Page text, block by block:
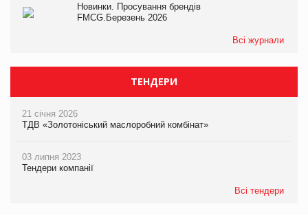
Новинки. Просування брендів
FMCG.Березень 2026
Всі журнали
ТЕНДЕРИ
21 січня 2026
ТДВ «Золотоніський маслоробний комбінат»
03 липня 2023
Тендери компанії
Всі тендери